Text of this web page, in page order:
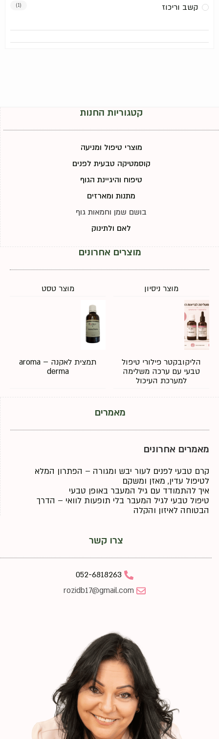
קשב וריכוז (1)
קטגוריות החנות
מוצרי טיפול ומניעה
קוסמטיקה טבעית לפנים
טיפוח והיגיינת הגוף
מתנות ומארזים
בושם שמן וחמאות גוף
לאם ולתינוק
מוצרים אחרונים
מוצר ניסיון מוצר טסט
הליקובקטר פילורי טיפול
טבעי עם ערכה משלימה
למערכת העיכול
תמצית לאקנה – aroma
derma
מאמרים
מאמרים אחרונים
קרם טבעי לפנים לעור יבש ומגורה – הפתרון המלא
לטיפול עדין, מאזן ומשקם
איך להתמודד עם גיל המעבר באופן טבעי
טיפול טבעי לגיל המעבר בלי תופעות לוואי – הדרך
הבטוחה לאיזון והקלה
צרו קשר
052-6818263
rozidb17@gmail.com